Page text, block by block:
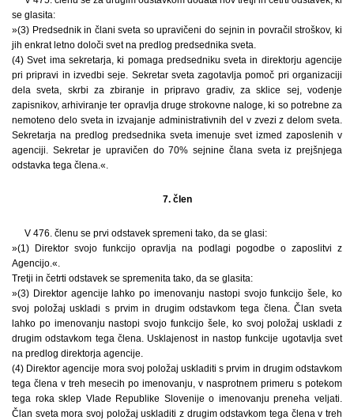
se glasita:
»(3) Predsednik in člani sveta so upravičeni do sejnin in povračil stroškov, ki
jih enkrat letno določi svet na predlog predsednika sveta.
(4) Svet ima sekretarja, ki pomaga predsedniku sveta in direktorju agencije
pri pripravi in izvedbi seje. Sekretar sveta zagotavlja pomoč pri organizaciji
dela sveta, skrbi za zbiranje in pripravo gradiv, za sklice sej, vodenje
zapisnikov, arhiviranje ter opravlja druge strokovne naloge, ki so potrebne za
nemoteno delo sveta in izvajanje administrativnih del v zvezi z delom sveta.
Sekretarja na predlog predsednika sveta imenuje svet izmed zaposlenih v
agenciji. Sekretar je upravičen do 70% sejnine člana sveta iz prejšnjega
odstavka tega člena.«.
7. člen
V 476. členu se prvi odstavek spremeni tako, da se glasi:
»(1) Direktor svojo funkcijo opravlja na podlagi pogodbe o zaposlitvi z
Agencijo.«.
Tretji in četrti odstavek se spremenita tako, da se glasita:
»(3) Direktor agencije lahko po imenovanju nastopi svojo funkcijo šele, ko
svoj položaj uskladi s prvim in drugim odstavkom tega člena. Član sveta
lahko po imenovanju nastopi svojo funkcijo šele, ko svoj položaj uskladi z
drugim odstavkom tega člena. Usklajenost in nastop funkcije ugotavlja svet
na predlog direktorja agencije.
(4) Direktor agencije mora svoj položaj uskladiti s prvim in drugim odstavkom
tega člena v treh mesecih po imenovanju, v nasprotnem primeru s potekom
tega roka sklep Vlade Republike Slovenije o imenovanju preneha veljati.
Član sveta mora svoj položaj uskladiti z drugim odstavkom tega člena v treh